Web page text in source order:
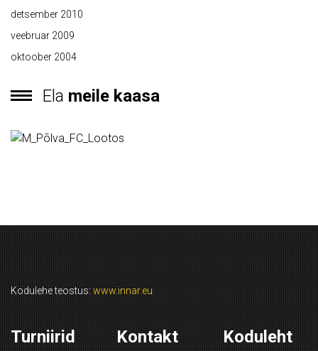
detsember 2010
veebruar 2009
oktoober 2004
Ela meile kaasa
Kodulehe teostus: www.innar.eu
Turniirid Kontakt Koduleht